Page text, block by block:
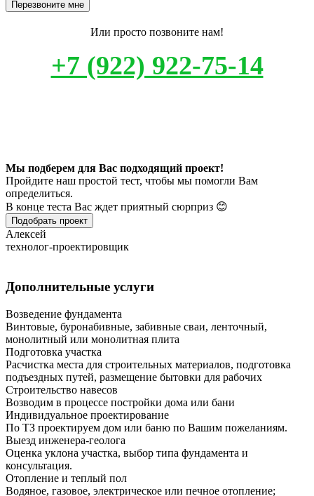
Перезвоните мне
Или просто позвоните нам!
+7 (922) 922-75-14
Мы подберем для Вас подходящий проект!
Пройдите наш простой тест, чтобы мы помогли Вам
определиться.
В конце теста Вас ждет приятный сюрприз 😊
Подобрать проект
Алексей
технолог-проектировщик
Дополнительные услуги
Возведение фундамента
Винтовые, буронабивные, забивные сваи, ленточный,
монолитный или монолитная плита
Подготовка участка
Расчистка места для строительных материалов, подготовка
подъездных путей, размещение бытовки для рабочих
Строительство навесов
Возводим в процессе постройки дома или бани
Индивидуальное проектирование
По ТЗ проектируем дом или баню по Вашим пожеланиям.
Выезд инженера-геолога
Оценка уклона участка, выбор типа фундамента и
консультация.
Отопление и теплый пол
Водяное, газовое, электрическое или печное отопление;